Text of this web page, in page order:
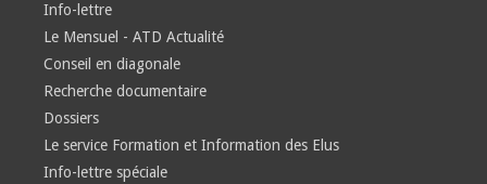
Info-lettre
Le Mensuel - ATD Actualité
Conseil en diagonale
Recherche documentaire
Dossiers
Le service Formation et Information des Elus
Info-lettre spéciale